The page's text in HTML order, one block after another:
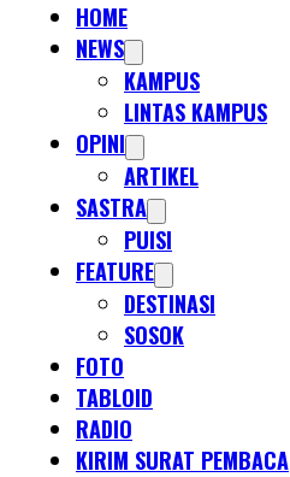
HOME
NEWS
KAMPUS
LINTAS KAMPUS
OPINI
ARTIKEL
SASTRA
PUISI
FEATURE
DESTINASI
SOSOK
FOTO
TABLOID
RADIO
KIRIM SURAT PEMBACA